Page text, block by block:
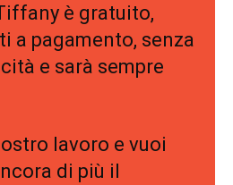
è gratuito,
a pagamento, senza
e sarà sempre
lavoro e vuoi
di più il